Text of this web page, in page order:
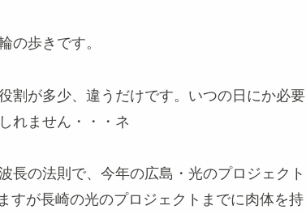
の歩きです。
割が多少、違うだけです。いつの日にか必要
れません・・・ネ
長の法則で、今年の広島・光のプロジェクト
すが長崎の光のプロジェクトまでに肉体を持